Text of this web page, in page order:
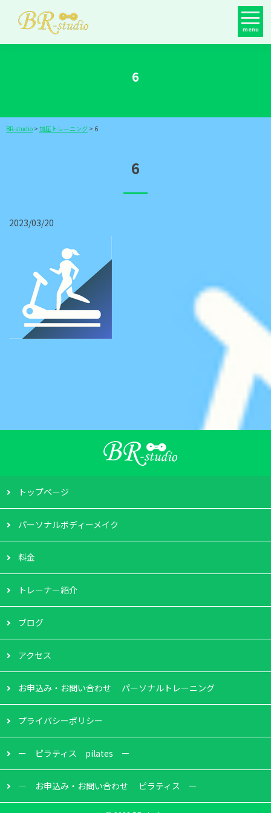
menu
6
BR-studio > 加圧トレーニング > 6
6
2023/03/20
トップページ
パーソナルボディーメイク
料金
トレーナー紹介
ブログ
アクセス
お申込み・お問い合わせ パーソナルトレーニング
プライバシーポリシー
ー ピラティス pilates ー
― お申込み・お問い合わせ ピラティス ー